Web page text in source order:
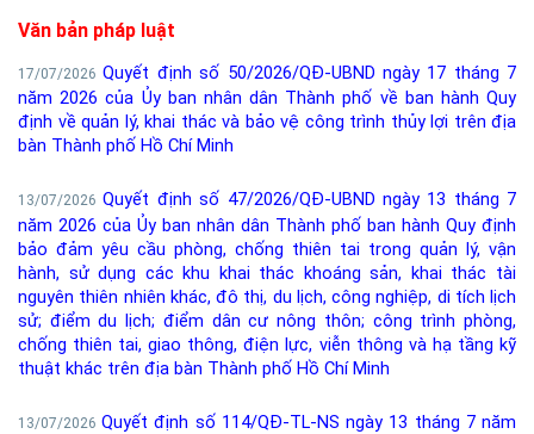
Văn bản pháp luật
17/07/2026 Quyết định số 50/2026/QĐ-UBND ngày 17 tháng 7
năm 2026 của Ủy ban nhân dân Thành phố về ban hành Quy
định về quản lý, khai thác và bảo vệ công trình thủy lợi trên địa
bàn Thành phố Hồ Chí Minh
13/07/2026 Quyết định số 47/2026/QĐ-UBND ngày 13 tháng 7
năm 2026 của Ủy ban nhân dân Thành phố ban hành Quy định
bảo đảm yêu cầu phòng, chống thiên tai trong quản lý, vận
hành, sử dụng các khu khai thác khoáng sản, khai thác tài
nguyên thiên nhiên khác, đô thị, du lịch, công nghiệp, di tích lịch
sử; điểm du lịch; điểm dân cư nông thôn; công trình phòng,
chống thiên tai, giao thông, điện lực, viễn thông và hạ tầng kỹ
thuật khác trên địa bàn Thành phố Hồ Chí Minh
13/07/2026 Quyết định số 114/QĐ-TL-NS ngày 13 tháng 7 năm